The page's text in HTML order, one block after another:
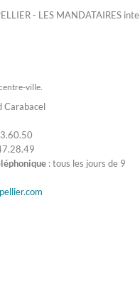
- LES MANDATAIRES
ville.
Carabacel
: tous les jours de 9